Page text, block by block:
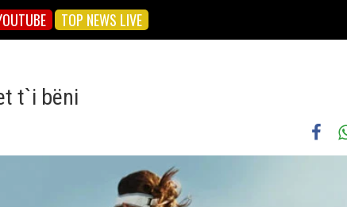
TOP NEWS LIVE
t`i bëni